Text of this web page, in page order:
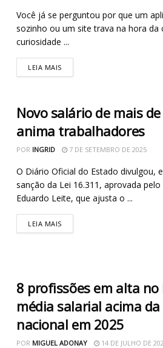
Você já se perguntou por que um
sozinho ou um site trava na hora da
curiosidade ...
LEIA MAIS
Novo salário de mais
anima trabalhadores
POR INGRID 7 DE SETEMBRO DE 2025
O Diário Oficial do Estado divulgou,
sanção da Lei 16.311, aprovada
Eduardo Leite, que ajusta o ...
LEIA MAIS
8 profissões em alta no
média salarial acima
nacional em 2025
POR MIGUEL ADONAY 14 DE JULHO DE